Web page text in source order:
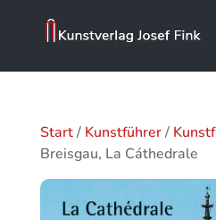
Start/ Kunstführer/
Breisgau, La Cáthedrale